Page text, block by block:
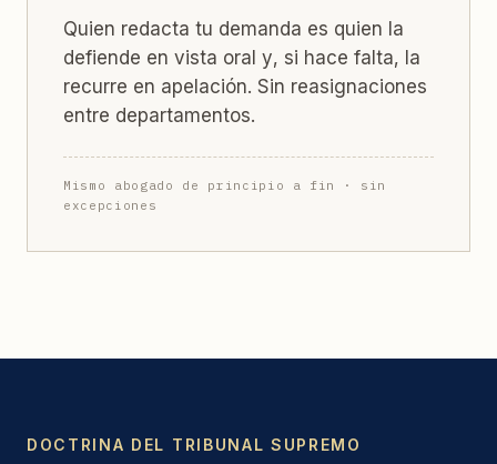
Quien redacta tu demanda es quien la
defiende en vista oral y, si hace falta, la
recurre en apelación. Sin reasignaciones
entre departamentos.
Mismo abogado de principio a fin · sin
excepciones
DOCTRINA DEL TRIBUNAL SUPREMO